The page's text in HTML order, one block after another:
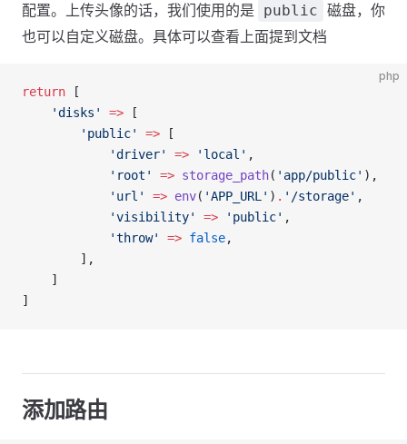
配置。上传头像的话，我们使用的是
public 磁盘，你
也可以自定义磁盘。具体可以查看上面提到文档
php
return [
    'disks'
=> [
        'public'
=> [
            'driver'
=> 'local' ,
            'root'
=> storage_path( 'app/public' ),
            'url'
=> env( 'APP_URL' ) . '/storage' ,
            'visibility'
=> 'public' ,
            'throw'
=> false,
        ],
    ]
]
添加路由